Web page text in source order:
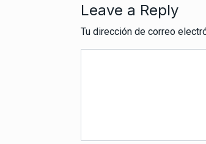
Leave a Reply
Tu dirección de correo